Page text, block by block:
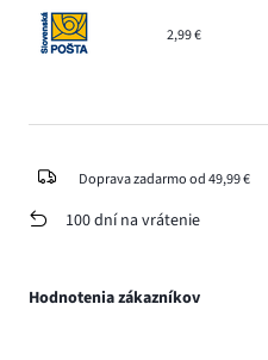
2,99 €
Doprava zadarmo od 49,99 €
100 dní na vrátenie
Hodnotenia zákazníkov